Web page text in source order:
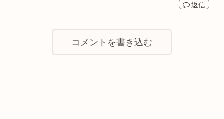
返信
コメントを書き込む